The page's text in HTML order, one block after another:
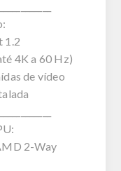
1.2
4K a 60 Hz)
de vídeo
2-Way